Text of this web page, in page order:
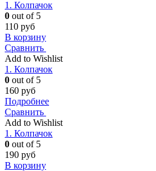
1. Колпачок
0 out of 5
110 руб
В корзину
Сравнить
Add to Wishlist
1. Колпачок
0 out of 5
160 руб
Подробнее
Сравнить
Add to Wishlist
1. Колпачок
0 out of 5
190 руб
В корзину